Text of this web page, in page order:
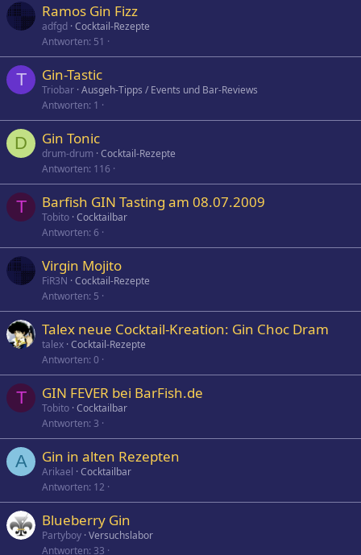
Ramos Gin Fizz
adfgd Cocktail-Rezepte
Antworten 51
T Gin-Tastic
Triobar Ausgeh-Tipps / Events und Bar-Reviews
Antworten 1
D Gin Tonic
drum-drum Cocktail-Rezepte
Antworten 116
T Barfish GIN Tasting am 08.07.2009
Tobito Cocktailbar
Antworten 6
Virgin Mojito
FiR3N Cocktail-Rezepte
Antworten 5
Talex neue Cocktail-Kreation: Gin Choc Dram
talex Cocktail-Rezepte
Antworten 0
T GIN FEVER bei BarFish.de
Tobito Cocktailbar
Antworten 3
A Gin in alten Rezepten
Arikael Cocktailbar
Antworten 12
Blueberry Gin
Partyboy Versuchslabor
Antworten 33